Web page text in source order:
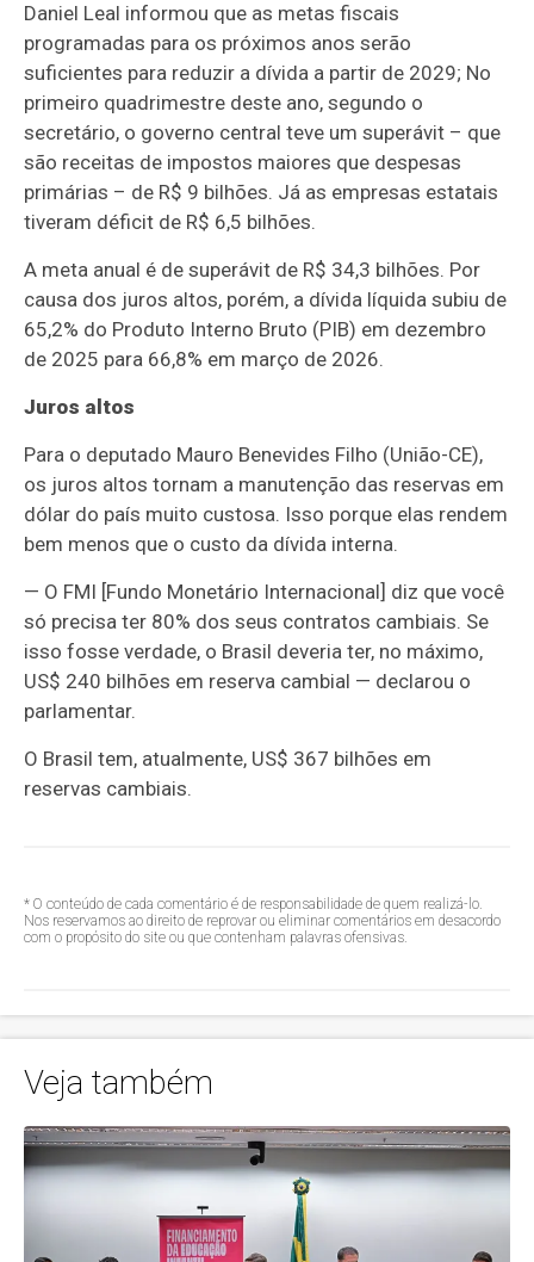
Daniel Leal informou que as metas fiscais
programadas para os próximos anos serão
suficientes para reduzir a dívida a partir de 2029; No
primeiro quadrimestre deste ano, segundo o
secretário, o governo central teve um superávit – que
são receitas de impostos maiores que despesas
primárias – de R$ 9 bilhões. Já as empresas estatais
tiveram déficit de R$ 6,5 bilhões.
A meta anual é de superávit de R$ 34,3 bilhões. Por
causa dos juros altos, porém, a dívida líquida subiu de
65,2% do Produto Interno Bruto (PIB) em dezembro
de 2025 para 66,8% em março de 2026.
Juros altos
Para o deputado Mauro Benevides Filho (União-CE),
os juros altos tornam a manutenção das reservas em
dólar do país muito custosa. Isso porque elas rendem
bem menos que o custo da dívida interna.
— O FMI [Fundo Monetário Internacional] diz que você
só precisa ter 80% dos seus contratos cambiais. Se
isso fosse verdade, o Brasil deveria ter, no máximo,
US$ 240 bilhões em reserva cambial — declarou o
parlamentar.
O Brasil tem, atualmente, US$ 367 bilhões em
reservas cambiais.
* O conteúdo de cada comentário é de responsabilidade de quem realizá-lo.
Nos reservamos ao direito de reprovar ou eliminar comentários em desacordo
com o propósito do site ou que contenham palavras ofensivas.
Veja também